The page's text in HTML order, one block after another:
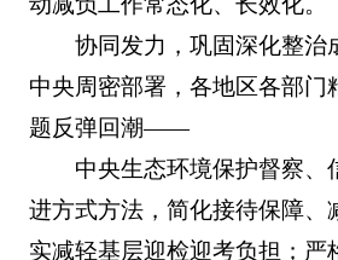
协同发力，巩固深化整治
中央周密部署，各地区各部门
题反弹回潮——
中央生态环境保护督察、
进方式方法，简化接待保障、
实减轻基层迎检迎考负担；严